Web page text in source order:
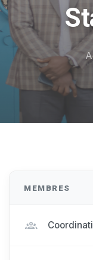
MEMBRES